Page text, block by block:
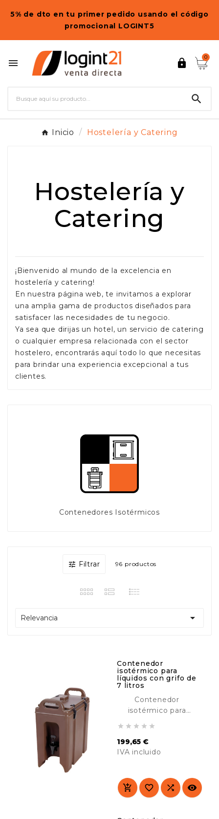
5% de dto en tu primer pedido usando el código
promocional LOGINT5
 
0

Inicio Hostelería y Catering
Hostelería y
Catering
¡Bienvenido al mundo de la excelencia en
hostelería y catering!
En nuestra página web, te invitamos a explorar
una amplia gama de productos diseñados para
satisfacer las necesidades de tu negocio.
Ya sea que dirijas un hotel, un servicio de catering
o cualquier empresa relacionada con el sector
hostelero, encontrarás aquí todo lo que necesitas
para brindar una experiencia excepcional a tus
clientes.
Contenedores Isotérmicos
 Filtrar 96 productos
Relevancia 
Contenedor
isotérmico para
líquidos con grifo de
7 litros
Contenedor
isotérmico para
mantener líquidos
calientes o fríos
hoteles, buffet, etc.
    
199,65 €
IVA incluido
   